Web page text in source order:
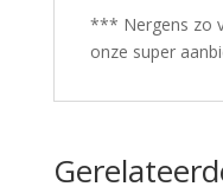
*** Nergens zo
onze super